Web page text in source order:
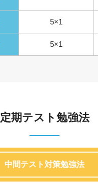
5×1
5×1
定期テスト勉強法
中間テスト対策勉強法